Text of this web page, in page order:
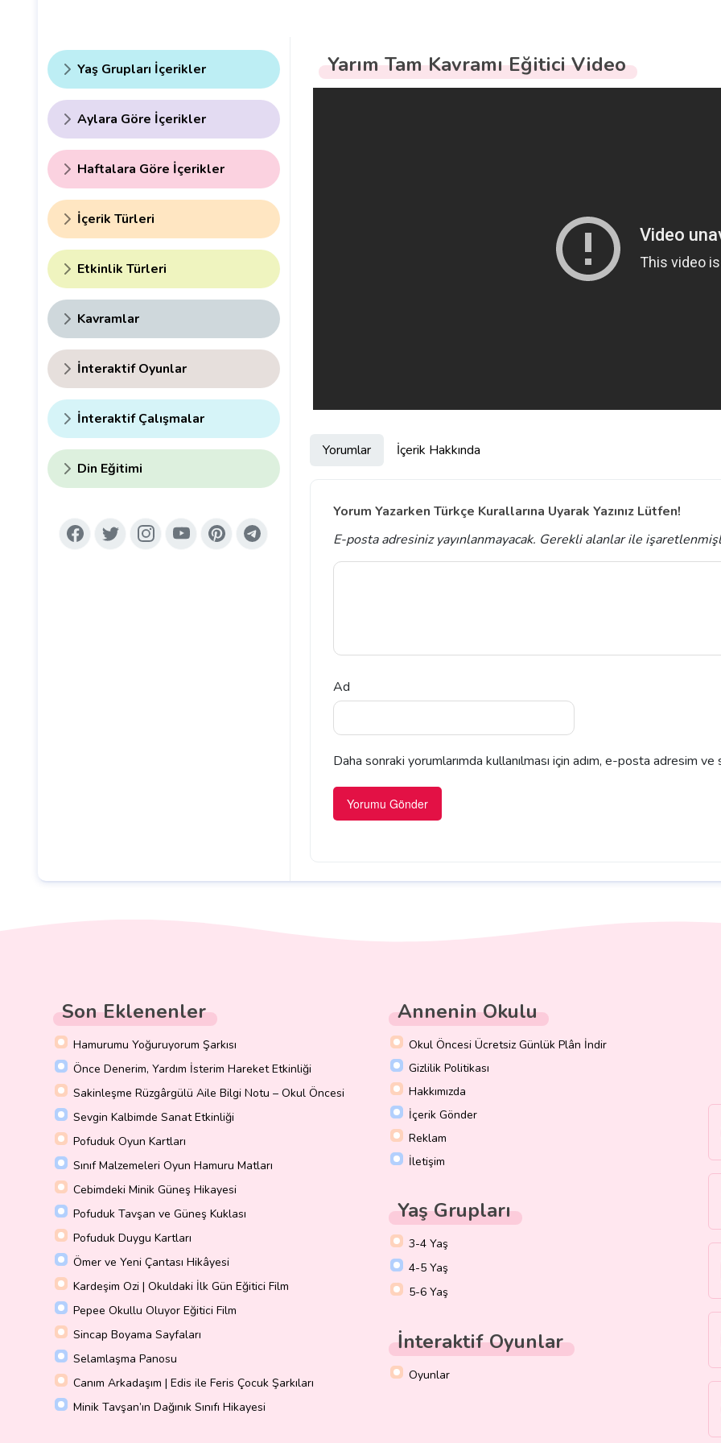
Yaş Grupları İçerikler
Aylara Göre İçerikler
Haftalara Göre İçerikler
İçerik Türleri
Etkinlik Türleri
Kavramlar
İnteraktif Oyunlar
İnteraktif Çalışmalar
Din Eğitimi
Yarım Tam Kavramı Eğitici Video
Yorumlar İçerik Hakkında
Yorum Yazarken Türkçe Kurallarına Uyarak Yazınız Lütfen!
E-posta adresiniz yayınlanmayacak. Gerekli alanlarile
Ad
Daha sonraki yorumlarımda kullanılması için adım, e-posta adresim
Son Eklenenler
Hamurumu Yoğuruyorum Şarkısı
Önce Denerim, Yardım İsterim Hareket Etkinliği
Sakinleşme Rüzgârgülü Aile Bilgi Notu – Okul Öncesi
Sevgin Kalbimde Sanat Etkinliği
Pofuduk Oyun Kartları
Sınıf Malzemeleri Oyun Hamuru Matları
Cebimdeki Minik Güneş Hikayesi
Pofuduk Tavşan ve Güneş Kuklası
Pofuduk Duygu Kartları
Ömer ve Yeni Çantası Hikâyesi
Kardeşim Ozi | Okuldaki İlk Gün Eğitici Film
Pepee Okullu Oluyor Eğitici Film
Sincap Boyama Sayfaları
Selamlaşma Panosu
Canım Arkadaşım | Edis ile Feris Çocuk Şarkıları
Minik Tavşan’ın Dağınık Sınıfı Hikayesi
Annenin Okulu
Okul Öncesi Ücretsiz Günlük Plân İndir
Gizlilik Politikası
Hakkımızda
İçerik Gönder
Reklam
İletişim
Yaş Grupları
3-4 Yaş
4-5 Yaş
5-6 Yaş
İnteraktif Oyunlar
Oyunlar